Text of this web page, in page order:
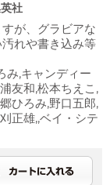
社
が、グラビアな
れや書き込み等
み,キャンディー
友和,松本ちえこ,
ひろみ,野口五郎,
正雄,,ベイ・シテ